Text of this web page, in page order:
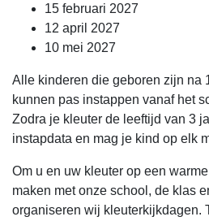
15 februari 2027
12 april 2027
10 mei 2027
Alle kinderen die geboren zijn na
kunnen pas instappen vanaf het
Zodra je kleuter de leeftijd van 3
instapdata en mag je kind op elk
Om u en uw kleuter op een
maken met onze school, de klas
organiseren wij kleuterkijkdagen.